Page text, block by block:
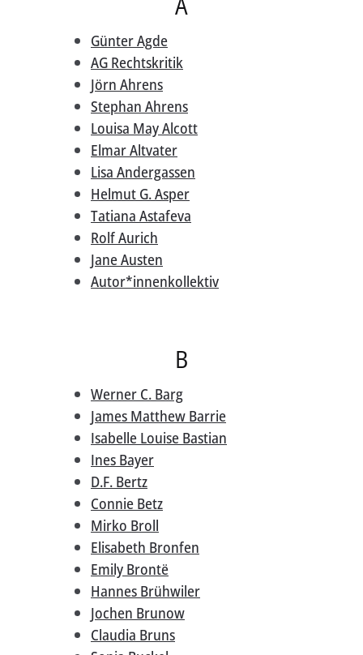
Aktuelles
Verlag
Handel
Service
Newsletter
Günter Agde
AG Rechtskritik
Jörn Ahrens
Stephan Ahrens
Louisa May Alcott
Elmar Altvater
Lisa Andergassen
Helmut G. Asper
Tatiana Astafeva
Rolf Aurich
Jane Austen
Autor*innenkollektiv
B
Werner C. Barg
James Matthew Barrie
Isabelle Louise Bastian
Ines Bayer
D.F. Bertz
Connie Betz
Mirko Broll
Elisabeth Bronfen
Emily Brontë
Hannes Brühwiler
Jochen Brunow
Claudia Bruns